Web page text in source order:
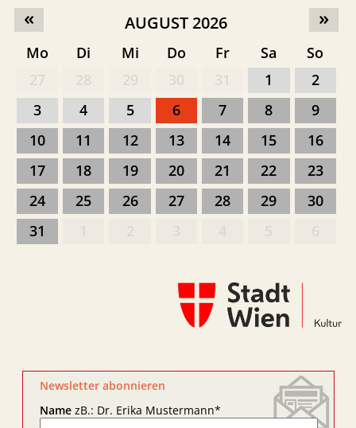
»
« AUGUST 2026
Mo Di Mi Do Fr Sa
So
1
2
3
4 5 6 7 8
9
10
11 12 13 14 15
16
17
18 19 20 21 22
23
24
25 26 27 28 29
30
31
Newsletter abonnieren
NamezB.: Dr. Erika Mustermann*